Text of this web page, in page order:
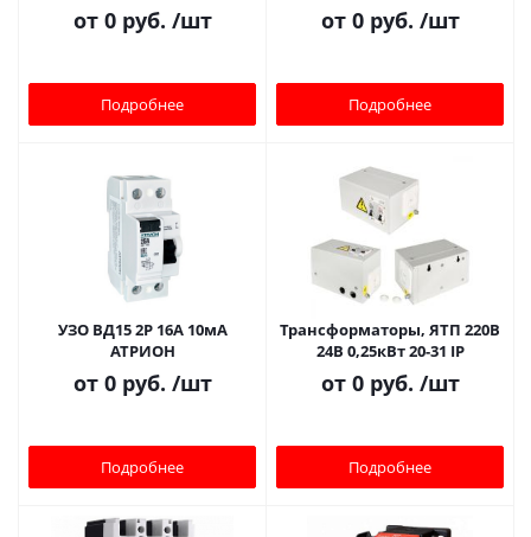
от 0 руб. /шт
Подробнее
от 0 руб. /шт
Подробнее
УЗО ВД15 2Р 16А 10мА
АТРИОН
от 0 руб. /шт
Подробнее
Трансформаторы, ЯТП 220В
24В 0,25кВт 20-31 IP
от 0 руб. /шт
Подробнее